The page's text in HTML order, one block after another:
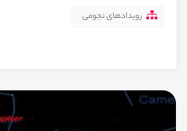
رویدادهای نجومی